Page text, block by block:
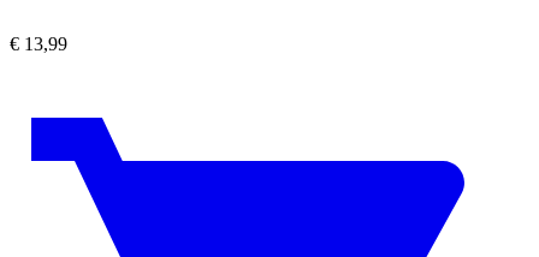
€ 13,99